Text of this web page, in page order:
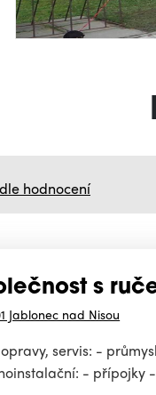
hodnocení
s
Jablonec nad Nisou
servis: -
- přípojky